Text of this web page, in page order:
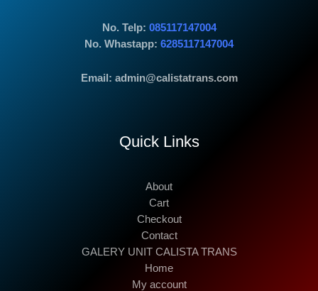
No. Telp: 085117147004
No. Whastapp: 6285117147004
Email: admin@calistatrans.com
Quick Links
About
Cart
Checkout
Contact
GALERY UNIT CALISTA TRANS
Home
My account